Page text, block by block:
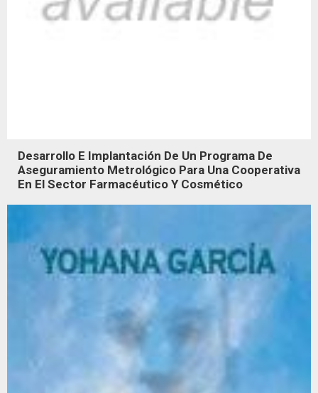
Desarrollo E Implantación De Un Programa De
Aseguramiento Metrológico Para Una Cooperativa
En El Sector Farmacéutico Y Cosmético